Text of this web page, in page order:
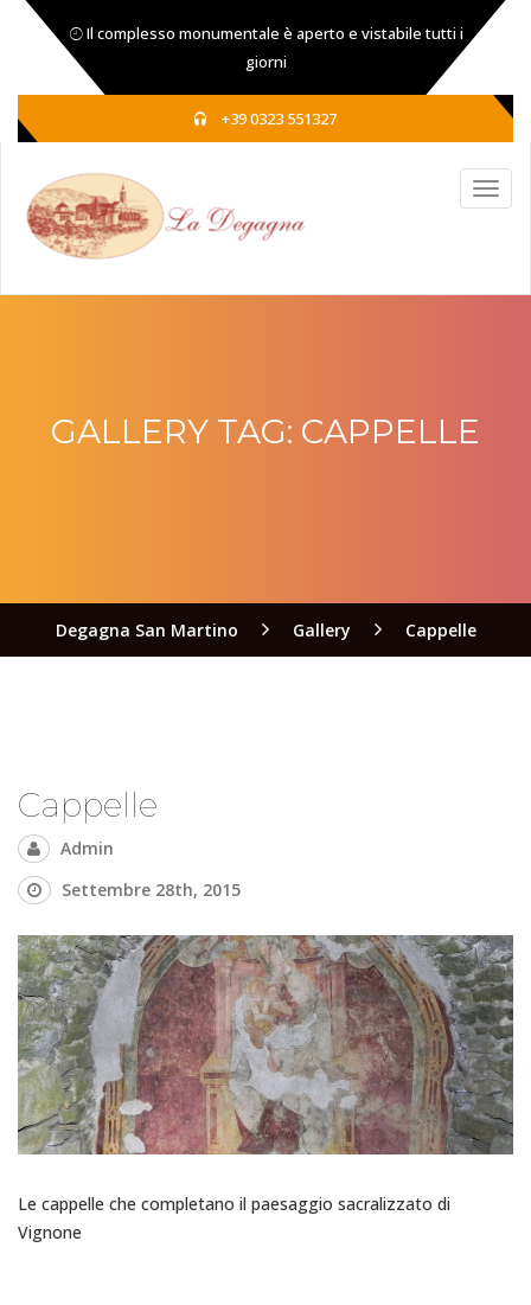
Il complesso monumentale è aperto e vistabile tutti i
giorni
+39 0323 551327
GALLERY TAG: CAPPELLE
Degagna San Martino Gallery Cappelle
Cappelle
Admin
Settembre 28th, 2015
Le cappelle che completano il paesaggio sacralizzato di
Vignone